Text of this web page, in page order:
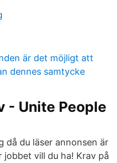
är det möjligt att
dennes samtycke
- Unite People
då du läser annonsen är
jobbet vill du ha! Krav på